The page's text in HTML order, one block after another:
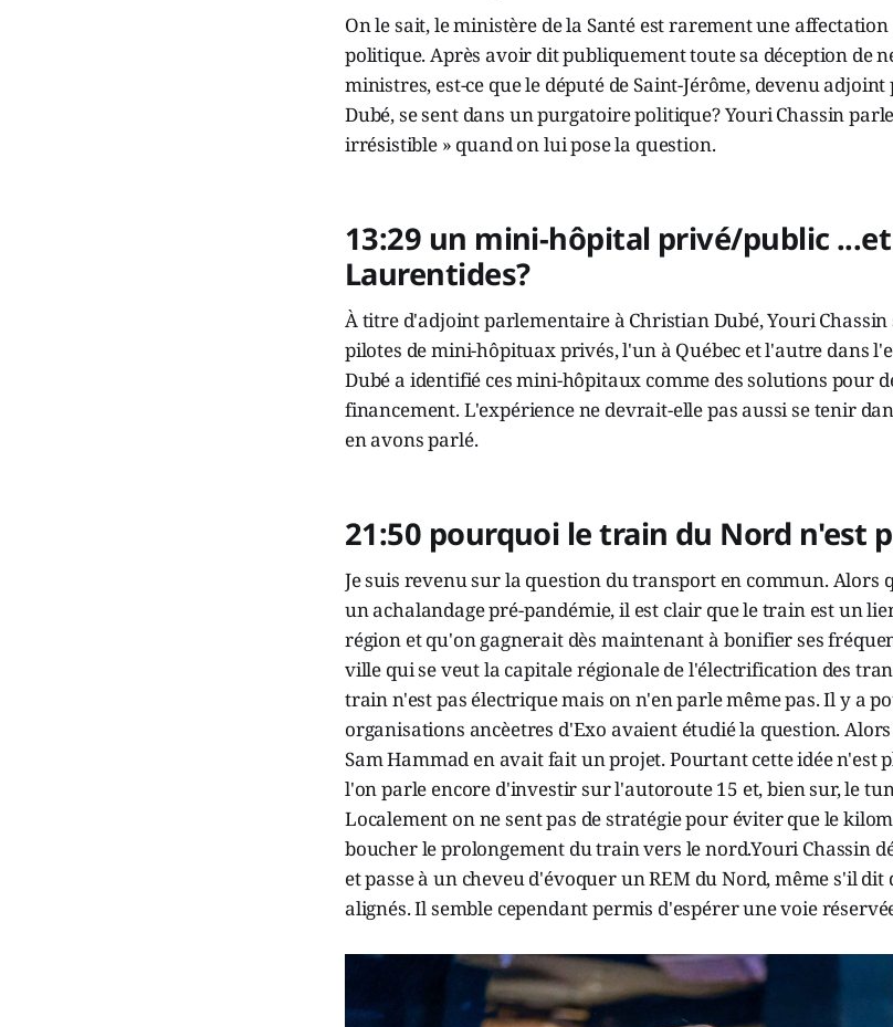
On le sait, le ministère de la Santé est rarement une
politique. Après avoir dit publiquement toute sa déception de
ministres, est-ce que le député de Saint-Jérôme, devenu
Dubé, se sent dans un purgatoire politique? Youri Chassin
irrésistible » quand on lui pose la question.
13:29 un mini-hôpital privé/public
Laurentides?
À titre d'adjoint parlementaire à Christian Dubé, Youri
pilotes de mini-hôpituax privés, l'un à Québec et l'autre dans
Dubé a identifié ces mini-hôpitaux comme des solutions pour
financement. L'expérience ne devrait-elle pas aussi se tenir
en avons parlé.
21:50 pourquoi le train du Nord n'est
Je suis revenu sur la question du transport en commun. Alors
un achalandage pré-pandémie, il est clair que le train est un
région et qu'on gagnerait dès maintenant à bonifier ses
ville qui se veut la capitale régionale de l'électrification des
train n'est pas électrique mais on n'en parle même pas. Il y a
organisations ancèetres d'Exo avaient étudié la question.
Sam Hammad en avait fait un projet. Pourtant cette idée n'est
l'on parle encore d'investir sur l'autoroute 15 et, bien sur, le
Localement on ne sent pas de stratégie pour éviter que le
boucher le prolongement du train vers le nord.Youri Chassin
et passe à un cheveu d'évoquer un REM du Nord, même s'il dit
alignés. Il semble cependant permis d'espérer une voie